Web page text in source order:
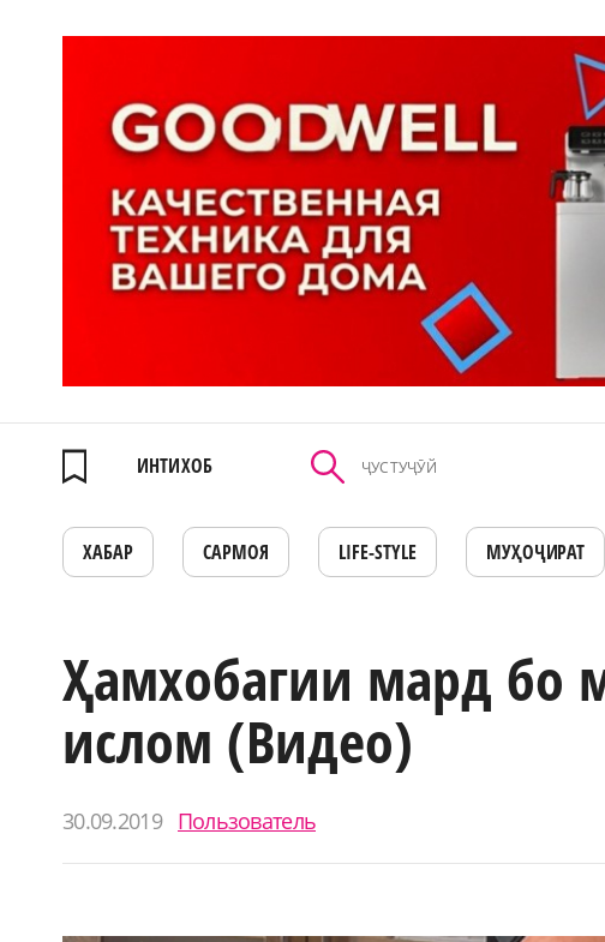
ИНТИХОБ
ХАБАР САРМОЯ LIFE-STYLE МУҲОҶИРАТ
Ҳамхобагии мард бо
ислом (Видео)
30.09.2019 Пользователь